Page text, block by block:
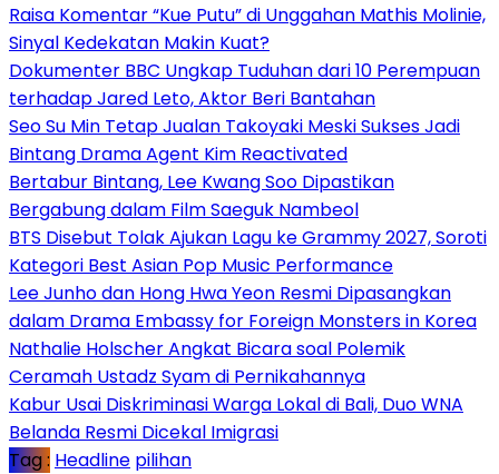
Raisa Komentar “Kue Putu” di Unggahan Mathis Molinie,
Sinyal Kedekatan Makin Kuat?
Dokumenter BBC Ungkap Tuduhan dari 10 Perempuan
terhadap Jared Leto, Aktor Beri Bantahan
Seo Su Min Tetap Jualan Takoyaki Meski Sukses Jadi
Bintang Drama Agent Kim Reactivated
Bertabur Bintang, Lee Kwang Soo Dipastikan
Bergabung dalam Film Saeguk Nambeol
BTS Disebut Tolak Ajukan Lagu ke Grammy 2027, Soroti
Kategori Best Asian Pop Music Performance
Lee Junho dan Hong Hwa Yeon Resmi Dipasangkan
dalam Drama Embassy for Foreign Monsters in Korea
Nathalie Holscher Angkat Bicara soal Polemik
Ceramah Ustadz Syam di Pernikahannya
Kabur Usai Diskriminasi Warga Lokal di Bali, Duo WNA
Belanda Resmi Dicekal Imigrasi
Tag : Headline pilihan